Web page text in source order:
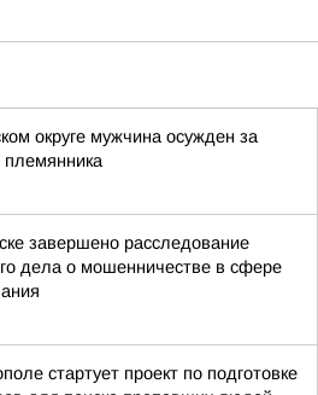
округе мужчина осужден за
племянника
завершено расследование
дела о мошенничестве в сфере
стартует проект по подготовке